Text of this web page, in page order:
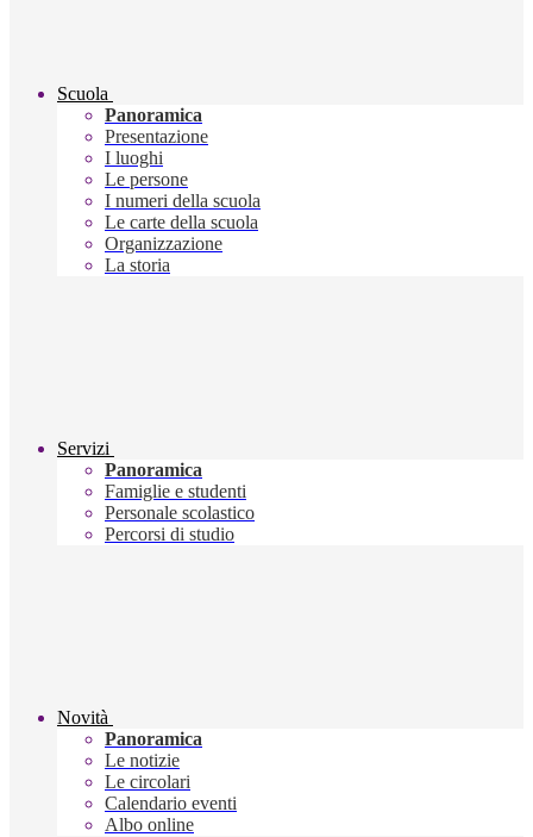
Scuola
Panoramica
Presentazione
I luoghi
Le persone
I numeri della scuola
Le carte della scuola
Organizzazione
La storia
Servizi
Panoramica
Famiglie e studenti
Personale scolastico
Percorsi di studio
Novità
Panoramica
Le notizie
Le circolari
Calendario eventi
Albo online